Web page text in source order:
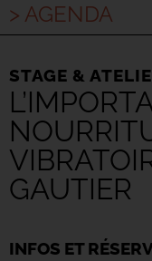
> AGENDA
STAGE &
GAUTIER
INFOS ET